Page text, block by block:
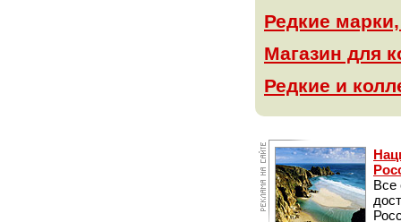
Редкие
Магазин для
Редкие и
Все